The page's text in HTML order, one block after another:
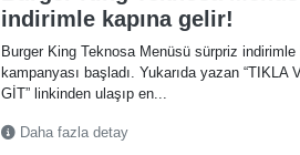
indirimle kapına gelir!
Burger King Teknosa Menüsü sürpriz indirimle
kampanyası başladı. Yukarıda yazan “TIKLA
GİT” linkinden ulaşıp en...
Daha fazla detay